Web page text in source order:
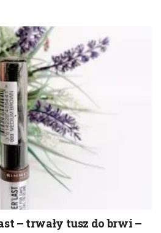
– trwały tusz do brwi –